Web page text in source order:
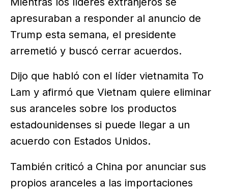
apresuraban a responder al anuncio de
Trump esta semana, el presidente
arremetió y buscó cerrar acuerdos.
Dijo que habló con el líder vietnamita To
Lam y afirmó que Vietnam quiere eliminar
sus aranceles sobre los productos
estadounidenses si puede llegar a un
acuerdo con Estados Unidos.
También criticó a China por anunciar sus
propios aranceles a las importaciones